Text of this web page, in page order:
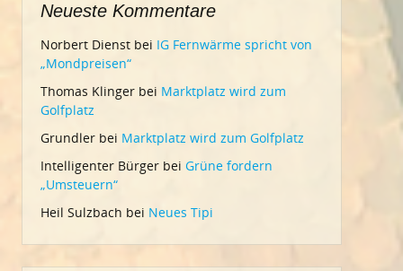
Neueste Kommentare
Norbert Dienst bei IG Fernwärme spricht von
„Mondpreisen“
Thomas Klinger bei Marktplatz wird zum
Golfplatz
Grundler bei Marktplatz wird zum Golfplatz
Intelligenter Bürger bei Grüne fordern
„Umsteuern“
Heil Sulzbach bei Neues Tipi